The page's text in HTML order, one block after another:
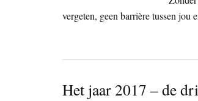
vergeten, geen barrière tussen
Het jaar 2017 – de